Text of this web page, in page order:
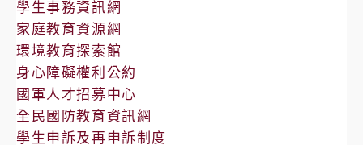
學生事務資訊網
家庭教育資源網
環境教育探索館
身心障礙權利公約
國軍人才招募中心
全民國防教育資訊網
學生申訴及再申訴制度